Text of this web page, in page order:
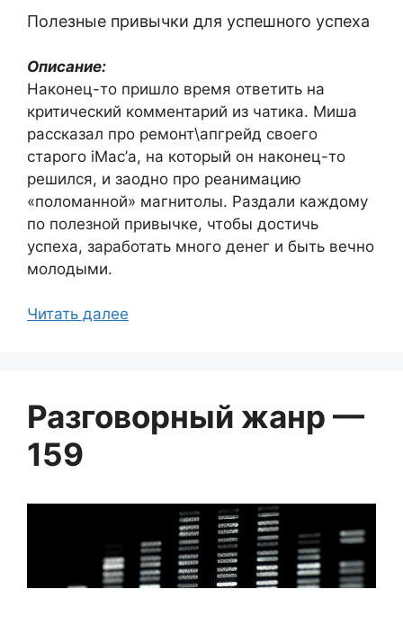
Полезные привычки для успешного успеха
Описание:
Наконец-то пришло время ответить на
критический комментарий из чатика. Миша
рассказал про ремонт\апгрейд своего
старого iMac’а, на который он наконец-то
решился, и заодно про реанимацию
«поломанной» магнитолы. Раздали каждому
по полезной привычке, чтобы достичь
успеха, заработать много денег и быть вечно
молодыми.
Читать далее
Разговорный жанр —
159